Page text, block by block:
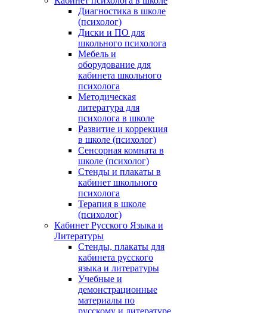
Диагностика в школе
(психолог)
Диски и ПО для
школьного психолога
Мебель и
оборудование для
кабинета школьного
психолога
Методическая
литература для
психолога в школе
Развитие и коррекция
в школе (психолог)
Сенсорная комната в
школе (психолог)
Стенды и плакаты в
кабинет школьного
психолога
Терапия в школе
(психолог)
Кабинет Русского Языка и
Литературы
Стенды, плакаты для
кабинета русского
языка и литературы
Учебные и
демонстрационные
материалы по
русскому и литературе